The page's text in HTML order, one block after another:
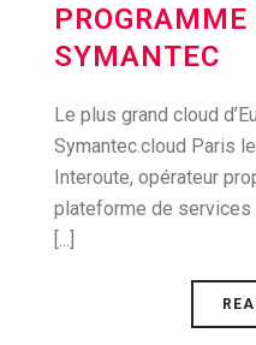
PROGRAMME
SYMANTEC
Le plus grand cloud
Symantec.cloud Paris
Interoute, opérateur
plateforme de services
[...]